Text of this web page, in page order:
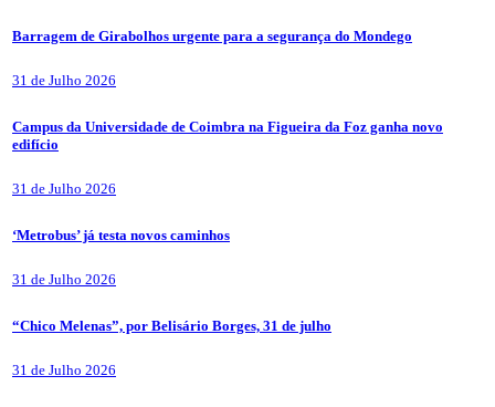
Barragem de Girabolhos urgente para a segurança do Mondego
31 de Julho 2026
Campus da Universidade de Coimbra na Figueira da Foz ganha novo
edifício
31 de Julho 2026
‘Metrobus’ já testa novos caminhos
31 de Julho 2026
“Chico Melenas”, por Belisário Borges, 31 de julho
31 de Julho 2026